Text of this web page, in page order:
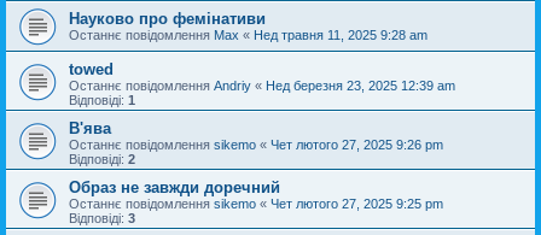
Науково про фемінативи
Останнє повідомлення Max « Нед травня 11, 2025 9:28 am
towed
Останнє повідомлення Andriy « Нед березня 23, 2025 12:39 am
Відповіді: 1
В'ява
Останнє повідомлення sikemo « Чет лютого 27, 2025 9:26 pm
Відповіді: 2
Образ не завжди доречний
Останнє повідомлення sikemo « Чет лютого 27, 2025 9:25 pm
Відповіді: 3